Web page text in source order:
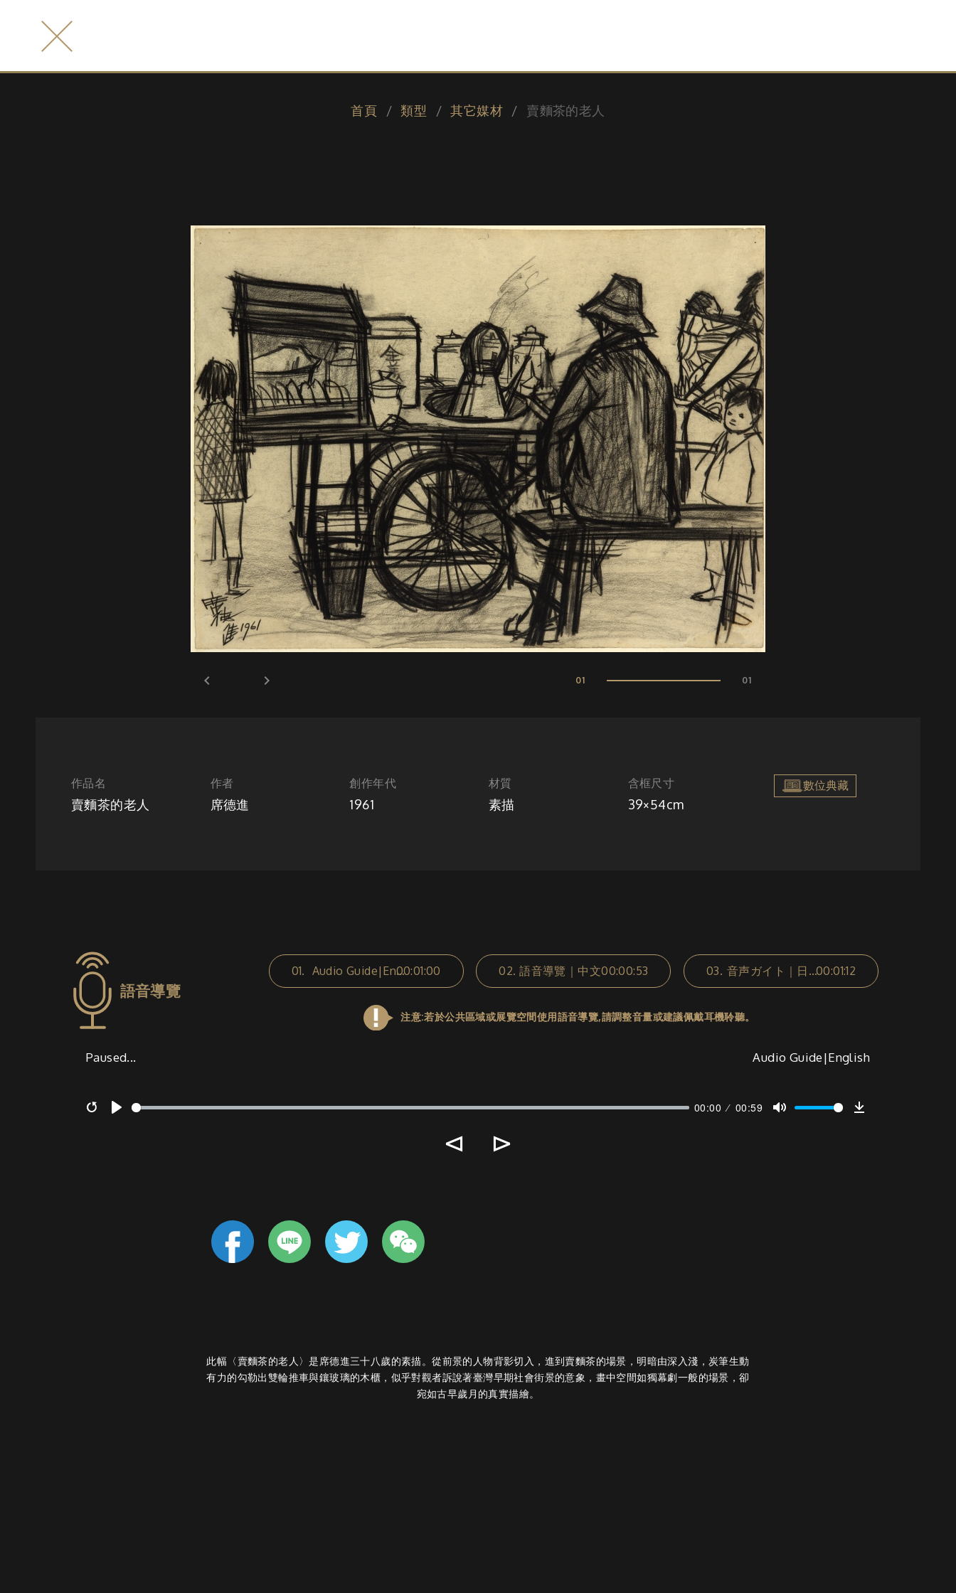
首頁 類型 其它媒材 賣麵茶的老人
keyboard_arrow_left keyboard_arrow_right 01 01
作品名
賣麵茶的老人
作者
席德進
創作年代
1961
材質
素描
含框尺寸
39×54cm
數位典藏
語音導覽
01. Audio Guide|English
00:01:00 02. 語音導覽｜中文00:00:53 03. 音声ガイト｜日本語00:01:12
注意:若於公共區域或展覽空間使用語音導覽,請調整音量或建議佩戴耳機聆聽。
Paused... Audio Guide|English
00:00 00:59
⊲ ⊳
此幅〈賣麵茶的老人〉是席德進三十八歲的素描。從前景的人物背影切入，進到賣麵茶的場景，明暗由深入淺，炭筆生動
有力的勾勒出雙輪推車與鑲玻璃的木櫃，似乎對觀者訴說著臺灣早期社會街景的意象，畫中空間如獨幕劇一般的場景，卻
宛如古早歲月的真實描繪。